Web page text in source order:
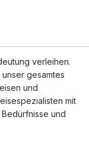
verleihen.
gesamtes
und
mit
und